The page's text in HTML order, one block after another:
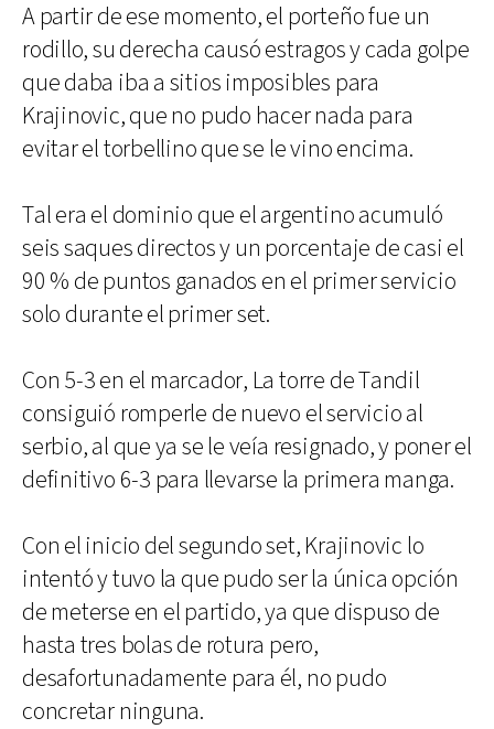
A partir de ese momento, el porteño fue un
rodillo, su derecha causó estragos y cada golpe
que daba iba a sitios imposibles para
Krajinovic, que no pudo hacer nada para
evitar el torbellino que se le vino encima.
Tal era el dominio que el argentino acumuló
seis saques directos y un porcentaje de casi el
90 % de puntos ganados en el primer servicio
solo durante el primer set.
Con 5-3 en el marcador, La torre de Tandil
consiguió romperle de nuevo el servicio al
serbio, al que ya se le veía resignado, y poner el
definitivo 6-3 para llevarse la primera manga.
Con el inicio del segundo set, Krajinovic lo
intentó y tuvo la que pudo ser la única opción
de meterse en el partido, ya que dispuso de
hasta tres bolas de rotura pero,
desafortunadamente para él, no pudo
concretar ninguna.